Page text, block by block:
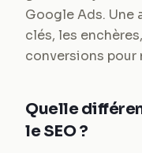
Google Ads. Une
clés, les
conversions pour
Quelle
le SEO ?